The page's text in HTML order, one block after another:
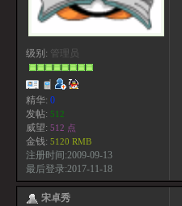
级别: 管理员
精华: 0
发帖: 512
威望: 512 点
金钱: 5120 RMB
注册时间:2009-09-13
最后登录:2017-11-18
宋卓秀